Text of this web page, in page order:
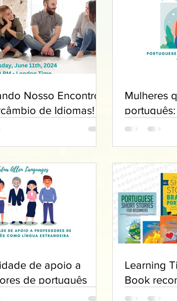
Nosso Encontro
de Idiomas!
Mulheres
de apoio a
de português
Learning
Book
Beginners